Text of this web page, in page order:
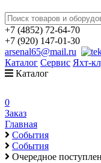
+7 (4852) 72-64-70
+7 (920) 147-01-30
arsenal65@mail.ru
Каталог Сервис Яхт-
Каталог
0
Заказ
Главная
События
События
Очередное